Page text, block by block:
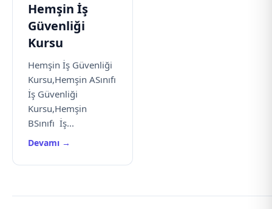
Hemşin İş
Güvenliği
Kursu
Hemşin İş Güvenliği
Kursu,Hemşin ASınıfı
İş Güvenliği
Kursu,Hemşin
BSınıfı İş...
Devamı →